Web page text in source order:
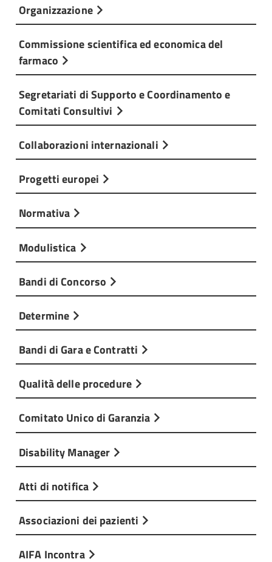
Organizzazione
Commissione scientifica ed economica del
farmaco
Segretariati di Supporto e Coordinamento e
Comitati Consultivi
Collaborazioni internazionali
Progetti europei
Normativa
Modulistica
Bandi di Concorso
Determine
Bandi di Gara e Contratti
Qualità delle procedure
Comitato Unico di Garanzia
Disability Manager
Atti di notifica
Associazioni dei pazienti
AIFA Incontra